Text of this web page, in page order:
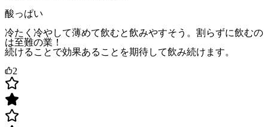
酸っぱい
冷たく冷やして薄めて飲むと飲みやすそう。割らずに飲むの
は至難の業！
続けることで効果あることを期待して飲み続けます。
2